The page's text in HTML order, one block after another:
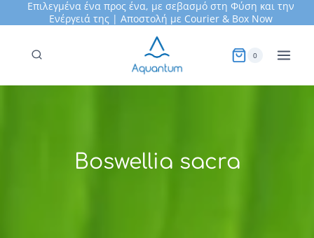
content
Επιλεγμένα ένα προς ένα, με σεβασμό στη Φύση και την
Ενέργειά της | Αποστολή με Courier & Box Now
0
Boswellia sacra